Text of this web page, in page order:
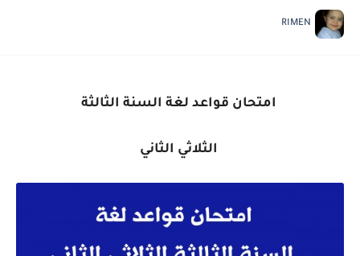
RIMEN
امتحان قواعد لغة السنة الثالثة
الثلاثي الثاني